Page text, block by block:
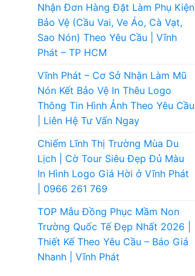
Nhận Đơn Hàng Đặt Làm Phụ Kiện
Bảo Vệ (Cầu Vai, Ve Áo, Cà Vạt,
Sao Nón) Theo Yêu Cầu | Vĩnh
Phát – TP HCM
Vĩnh Phát – Cơ Sở Nhận Làm Mũ
Nón Kết Bảo Vệ In Thêu Logo
Thông Tin Hình Ảnh Theo Yêu Cầu
| Liên Hệ Tư Vấn Ngay
Chiếm Lĩnh Thị Trường Mùa Du
Lịch | Cờ Tour Siêu Đẹp Đủ Màu
In Hình Logo Giá Hời ở Vĩnh Phát
| 0966 261 769
TOP Mẫu Đồng Phục Mầm Non
Trường Quốc Tế Đẹp Nhất 2026 |
Thiết Kế Theo Yêu Cầu – Báo Giá
Nhanh | Vĩnh Phát